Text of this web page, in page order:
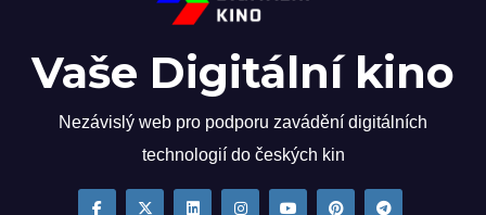
Vaše Digitální kino
Nezávislý web pro podporu zavádění digitálních
technologií do českých kin